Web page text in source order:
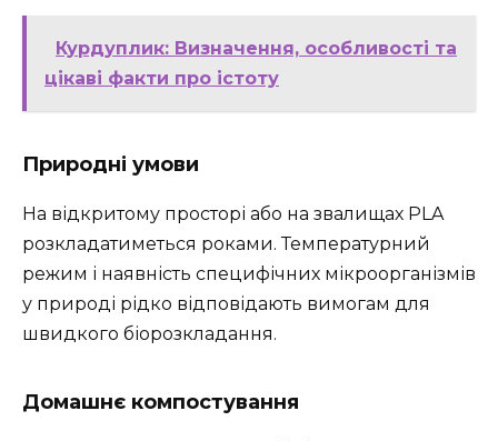
Курдуплик: Визначення, особливості та
цікаві факти про істоту
Природні умови
На відкритому просторі або на звалищах PLA
розкладатиметься роками. Температурний
режим і наявність специфічних мікроорганізмів
у природі рідко відповідають вимогам для
швидкого біорозкладання.
Домашнє компостування